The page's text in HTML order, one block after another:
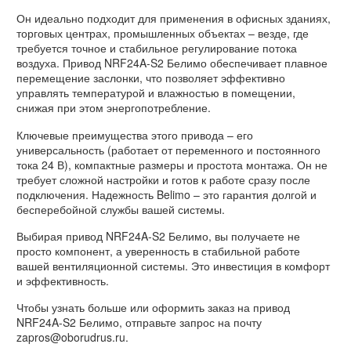
Он идеально подходит для применения в офисных зданиях,
торговых центрах, промышленных объектах – везде, где
требуется точное и стабильное регулирование потока
воздуха. Привод NRF24A-S2 Белимо обеспечивает плавное
перемещение заслонки, что позволяет эффективно
управлять температурой и влажностью в помещении,
снижая при этом энергопотребление.
Ключевые преимущества этого привода – его
универсальность (работает от переменного и постоянного
тока 24 В), компактные размеры и простота монтажа. Он не
требует сложной настройки и готов к работе сразу после
подключения. Надежность Belimo – это гарантия долгой и
бесперебойной службы вашей системы.
Выбирая привод NRF24A-S2 Белимо, вы получаете не
просто компонент, а уверенность в стабильной работе
вашей вентиляционной системы. Это инвестиция в комфорт
и эффективность.
Чтобы узнать больше или оформить заказ на привод
NRF24A-S2 Белимо, отправьте запрос на почту
zapros@oborudrus.ru.